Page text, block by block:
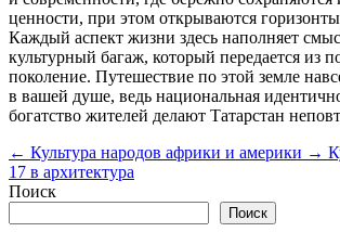
ценности, при этом открываются
Каждый аспект жизни здесь наполняет
культурный багаж, который передается из
поколение. Путешествие по этой земле
в вашей душе, ведь национальная
богатство жителей делают Татарстан
← Культура народов африки и америки →
17 в архитектура
Поиск
Поиск